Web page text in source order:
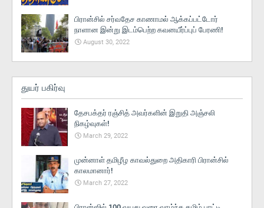
பிரான்சில் சர்வதேச காணாமல் ஆக்கப்பட்டோர்
நாளான இன்று இடம்பெற்ற கவனயீர்ப்புப் பேரணி!
August 30, 2022
துயர் பகிர்வு
தேசபக்தர் ரஞ்சித் அவர்களின் இறுதி அஞ்சலி
நிகழ்வுகள்!
March 29, 2022
முன்னாள் தமிழீழ காவல்துறை அதிகாரி பிரான்சில்
காலமானார்!
March 27, 2022